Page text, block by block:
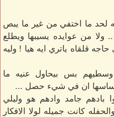
لحد ما اختفي من غير ما يبص
ولا من عوايده يسيبها ويطلع
قلقاه ياتري ايه هيا ! وليه
وسطيهم بس بيحاول عنيه ما
ان في شيء حصل ...
بادهم جامد وادهم هو وليلي
كانت جميله لولا الافكار